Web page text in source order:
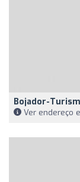
Bojador-
Ver endereço